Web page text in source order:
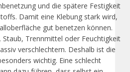
und die spätere Festigkeit
Damit eine Klebung stark wird,
gut benetzen können.
Staub, Trennmittel oder Feuchtigkeit
verschlechtern. Deshalb ist die
wichtig. Eine schlecht